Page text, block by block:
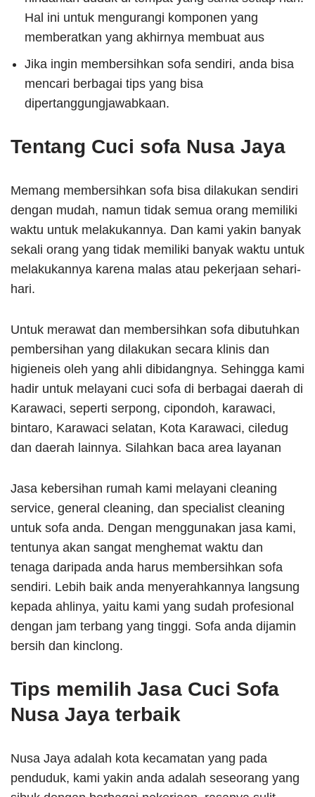
Hal ini untuk mengurangi komponen yang
memberatkan yang akhirnya membuat aus
Jika ingin membersihkan sofa sendiri, anda bisa
mencari berbagai tips yang bisa
dipertanggungjawabkaan.
Tentang Cuci sofa Nusa Jaya
Memang membersihkan sofa bisa dilakukan sendiri
dengan mudah, namun tidak semua orang memiliki
waktu untuk melakukannya. Dan kami yakin banyak
sekali orang yang tidak memiliki banyak waktu untuk
melakukannya karena malas atau pekerjaan sehari-
hari.
Untuk merawat dan membersihkan sofa dibutuhkan
pembersihan yang dilakukan secara klinis dan
higieneis oleh yang ahli dibidangnya. Sehingga kami
hadir untuk melayani cuci sofa di berbagai daerah di
Karawaci, seperti serpong, cipondoh, karawaci,
bintaro, Karawaci selatan, Kota Karawaci, ciledug
dan daerah lainnya. Silahkan baca area layanan
Jasa kebersihan rumah kami melayani cleaning
service, general cleaning, dan specialist cleaning
untuk sofa anda. Dengan menggunakan jasa kami,
tentunya akan sangat menghemat waktu dan
tenaga daripada anda harus membersihkan sofa
sendiri. Lebih baik anda menyerahkannya langsung
kepada ahlinya, yaitu kami yang sudah profesional
dengan jam terbang yang tinggi. Sofa anda dijamin
bersih dan kinclong.
Tips memilih Jasa Cuci Sofa
Nusa Jaya terbaik
Nusa Jaya adalah kota kecamatan yang pada
penduduk, kami yakin anda adalah seseorang yang